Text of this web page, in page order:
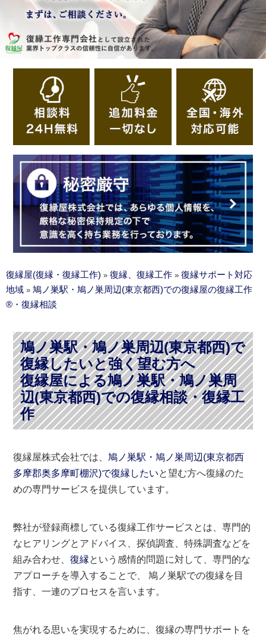
復縁屋(復縁・復縁工作) » 復縁、復縁工作 » 復縁サポート対応
地域 » 鳩ノ巣駅・鳩ノ巣周辺(東京都西)での復縁屋の復縁工作
®・復縁相談
鳩ノ巣駅・鳩ノ巣周辺(東京都西)で
復縁したいと強く望む方へ
復縁屋による鳩ノ巣駅・鳩ノ巣周
辺(東京都西)での復縁相談・復縁工
作
復縁屋株式会社では、鳩ノ巣駅・鳩ノ巣周辺(東京都西
多摩郡奥多摩町棚沢)で復縁したいと望む方へ復縁のた
めの専門サービスを提供しています。
弊社が登録商標している復縁工作サービスとは、専門的
なヒアリングとアドバイス、探偵調査、特殊調査などを
組み合わせ、復縁という感情的問題に対して、専門的な
アプローチを導入することで、 鳩ノ巣駅での復縁を目
指す、一連のプロセスを言います。
焦がれる思いを実現するために、復縁の専門サポートを